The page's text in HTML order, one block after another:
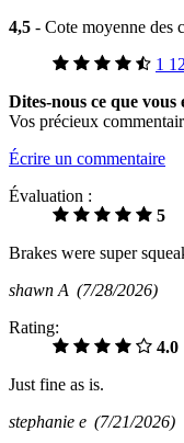
4,5 - Cote moyenne des
1
Dites-nous ce que vous
Vos précieux
Écrire un commentaire
Évaluation :
5
Brakes were super
shawn A (7/28/2026)
Rating:
4.0
Just fine as is.
stephanie e (7/21/2026)